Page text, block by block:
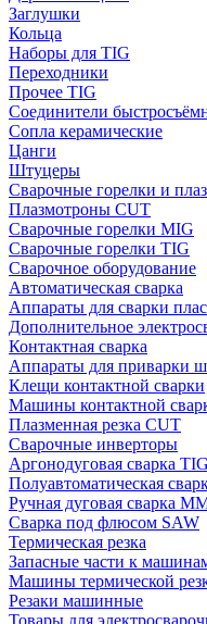
Заглушки
Кольца
Наборы для TIG
Переходники
Прочее TIG
Соединители
Сопла керамические
Цанги
Штуцеры
Сварочные горелки и
Плазмотроны CUT
Сварочные горелки MIG
Сварочные горелки TIG
Сварочное оборудование
Автоматическая сварка
Аппараты для сварки
Дополнительное
Контактная сварка
Аппараты для приварки
Клещи контактной сварки
Машины контактной
Плазменная резка CUT
Сварочные инверторы
Аргонодуговая сварка TIG
Полуавтоматическая
Ручная дуговая сварка
Сварка под флюсом SAW
Термическая резка
Запасные части к
Машины термической
Резаки машинные
Товары для